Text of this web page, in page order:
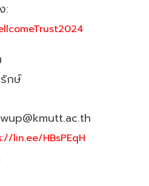
:
กษ์
lin.ee/HBsPEqH